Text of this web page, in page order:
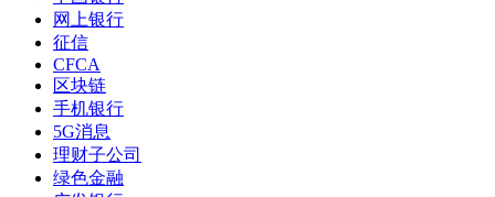
网上银行
征信
CFCA
区块链
手机银行
5G消息
理财子公司
绿色金融